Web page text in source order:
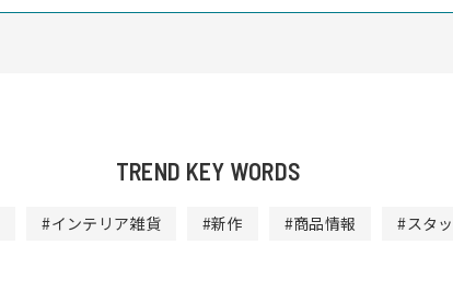
TREND KEY WORDS
#インテリア雑貨 #新作 #商品情報 #スタ